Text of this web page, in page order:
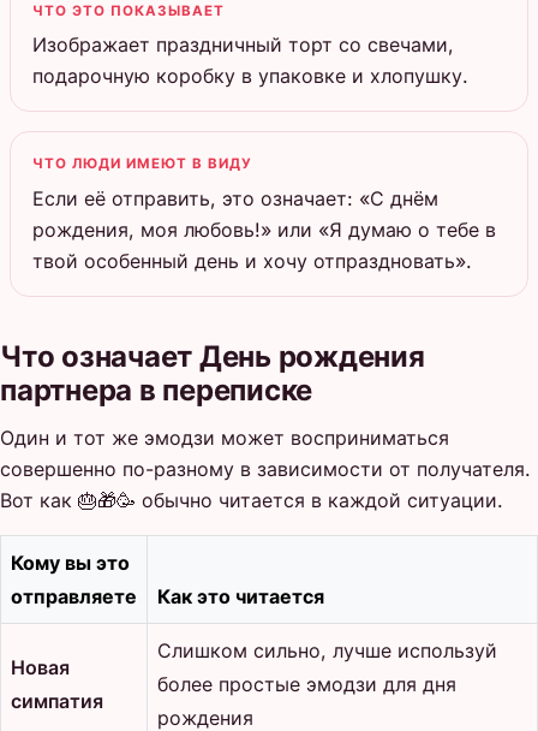
ЧТО ЭТО ПОКАЗЫВАЕТ
Изображает праздничный торт со свечами,
подарочную коробку в упаковке и хлопушку.
ЧТО ЛЮДИ ИМЕЮТ В ВИДУ
Если её отправить, это означает: «С днём
рождения, моя любовь!» или «Я думаю о тебе в
твой особенный день и хочу отпраздновать».
Что означает День рождения
партнера в переписке
Один и тот же эмодзи может восприниматься
совершенно по-разному в зависимости от получателя.
Вот как 🎂🎁🥳 обычно читается в каждой ситуации.
Кому вы это
отправляете
Как это читается
Новая
симпатия
Слишком сильно, лучше используй
более простые эмодзи для дня
рождения